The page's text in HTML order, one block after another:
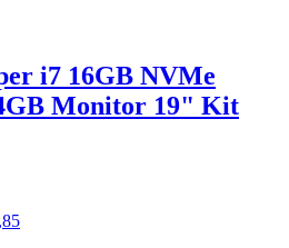
i7 16GB NVMe
Monitor 19" Kit
,85